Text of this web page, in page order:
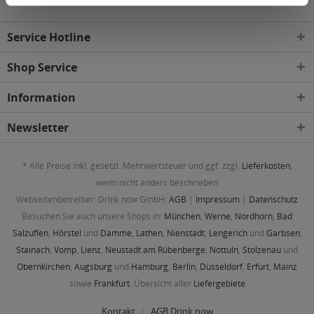
Service Hotline
Shop Service
Information
Newsletter
* Alle Preise inkl. gesetzl. Mehrwertsteuer und ggf. zzgl. Lieferkosten,
wenn nicht anders beschrieben
Webseitenbetreiber: Drink now GmbH: AGB | Impressum | Datenschutz
Besuchen Sie auch unsere Shops in: München, Werne, Nordhorn, Bad
Salzuflen, Hörstel und Damme, Lathen, Nienstädt, Lengerichund Garbsen,
Stainach, Vomp, Lienz, Neustadt am Rübenberge, Nottuln, Stolzenau und
Obernkirchen, Augsburg und Hamburg, Berlin, Düsseldorf, Erfurt, Mainz
sowie Frankfurt. Übersicht aller Liefergebiete
Kontakt AGB Drink now